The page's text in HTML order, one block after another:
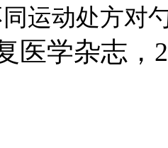
运动处方对
医学杂志，